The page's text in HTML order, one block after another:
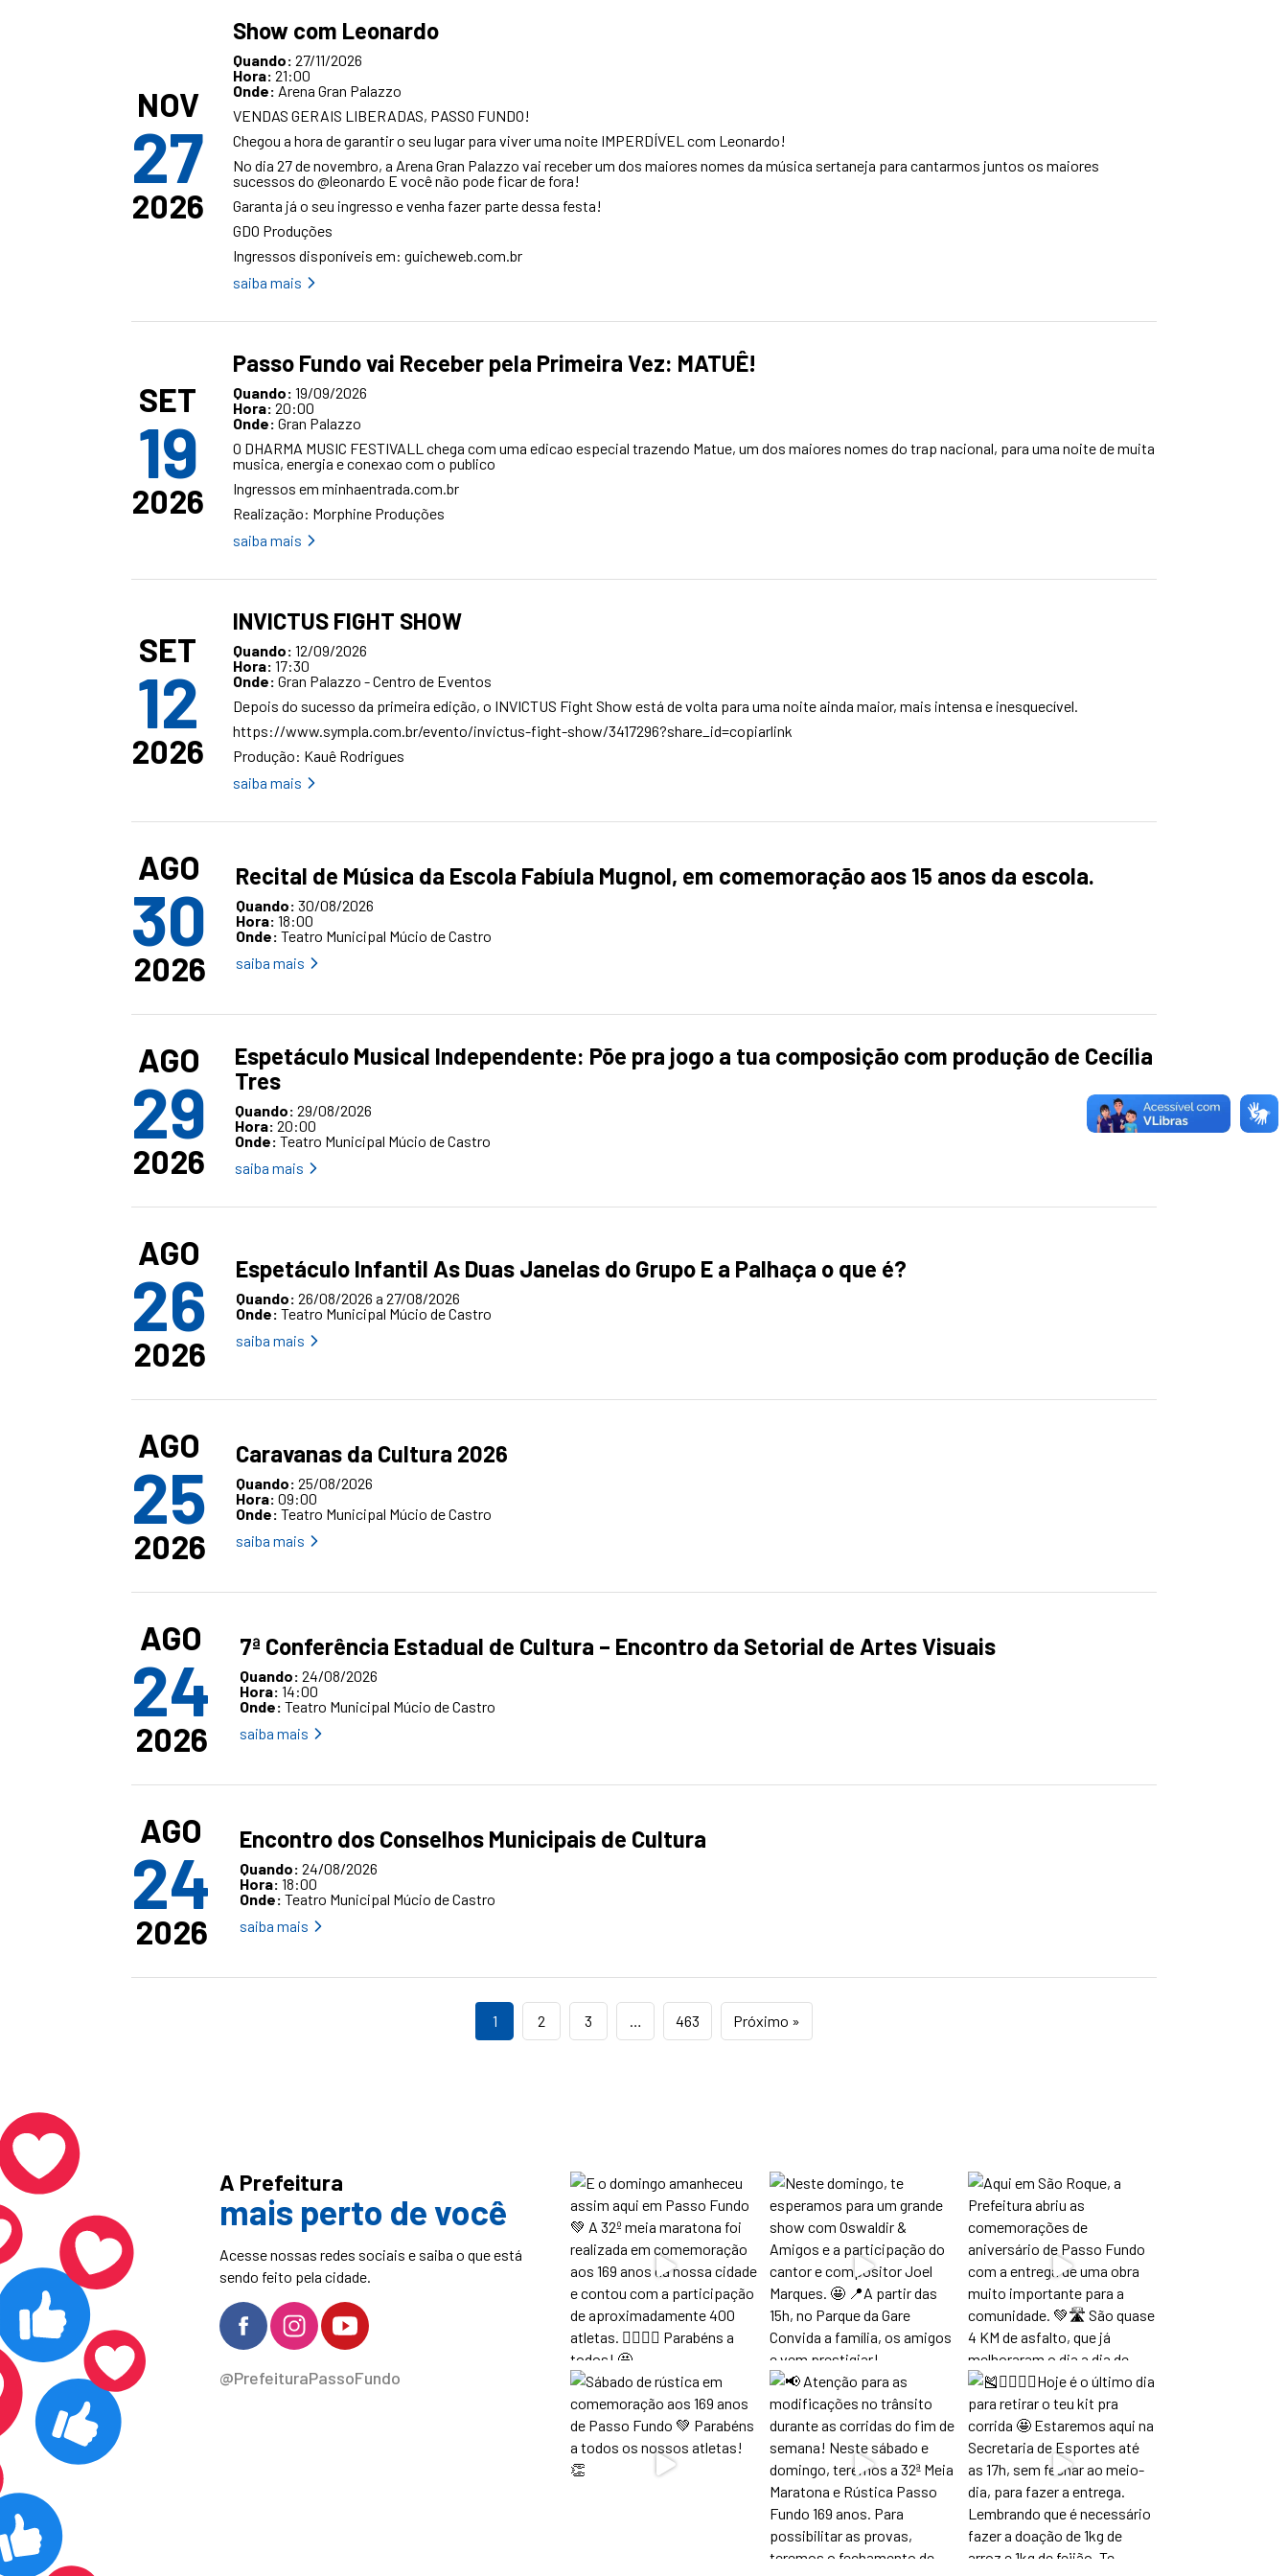
NOV
27
2026
Show com Leonardo
Quando: 27/11/2026
Hora: 21:00
Onde: Arena Gran Palazzo
VENDAS GERAIS LIBERADAS, PASSO FUNDO!
Chegou a hora de garantir o seu lugar para viver uma noite IMPERDÍVEL com Leonardo!
No dia 27 de novembro, a Arena Gran Palazzo vai receber um dos maiores nomes da música sertaneja para cantarmos juntos os maiores
sucessos do @leonardo E você não pode ficar de fora!
Garanta já o seu ingresso e venha fazer parte dessa festa!
GDO Produções
Ingressos disponíveis em: guicheweb.com.br
saiba mais
SET
19
2026
Passo Fundo vai Receber pela Primeira Vez: MATUÊ!
Quando: 19/09/2026
Hora: 20:00
Onde: Gran Palazzo
O DHARMA MUSIC FESTIVALL chega com uma edicao especial trazendo Matue, um dos maiores nomes do trap nacional, para uma noite de muita
musica, energia e conexao com o publico
Ingressos em minhaentrada.com.br
Realização: Morphine Produções
saiba mais
SET
12
2026
INVICTUS FIGHT SHOW
Quando: 12/09/2026
Hora: 17:30
Onde: Gran Palazzo - Centro de Eventos
Depois do sucesso da primeira edição, o INVICTUS Fight Show está de volta para uma noite ainda maior, mais intensa e inesquecível.
https://www.sympla.com.br/evento/invictus-fight-show/3417296?share_id=copiarlink
Produção: Kauê Rodrigues
saiba mais
AGO
30
2026
Recital de Música da Escola Fabíula Mugnol, em comemoração aos 15 anos da escola.
Quando: 30/08/2026
Hora: 18:00
Onde: Teatro Municipal Múcio de Castro
saiba mais
AGO
29
2026
Espetáculo Musical Independente: Põe pra jogo a tua composição com produção de Cecília
Tres
Quando: 29/08/2026
Hora: 20:00
Onde: Teatro Municipal Múcio de Castro
saiba mais
AGO
26
2026
Espetáculo Infantil As Duas Janelas do Grupo E a Palhaça o que é?
Quando: 26/08/2026 a 27/08/2026
Onde: Teatro Municipal Múcio de Castro
saiba mais
AGO
25
2026
Caravanas da Cultura 2026
Quando: 25/08/2026
Hora: 09:00
Onde: Teatro Municipal Múcio de Castro
saiba mais
AGO
24
2026
7ª Conferência Estadual de Cultura – Encontro da Setorial de Artes Visuais
Quando: 24/08/2026
Hora: 14:00
Onde: Teatro Municipal Múcio de Castro
saiba mais
AGO
24
2026
Encontro dos Conselhos Municipais de Cultura
Quando: 24/08/2026
Hora: 18:00
Onde: Teatro Municipal Múcio de Castro
saiba mais
1 2 3 … 463 Próximo »
A Prefeitura
mais perto de você
Acesse nossas redes sociais e saiba o que está
sendo feito pela cidade.
@PrefeituraPassoFundo